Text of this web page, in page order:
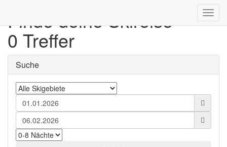
Finde deine Skireise
0 Treffer
Suche